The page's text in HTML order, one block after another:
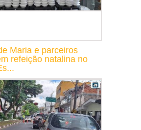
Maria e parceiros
refeição natalina no